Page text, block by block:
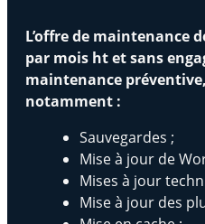
L’offre de maintenance
par mois ht et sans
maintenance
notamment :
Sauvegardes ;
Mise à jour de
Mises à jour
Mise à jour des